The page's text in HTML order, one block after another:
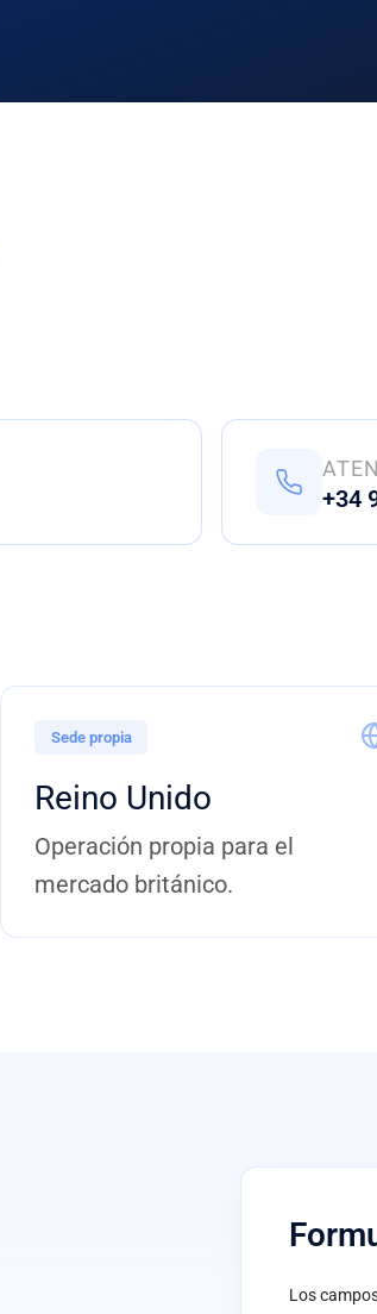
+34
Sede propia
Reino Unido
Operación propia para el
mercado británico.
Los